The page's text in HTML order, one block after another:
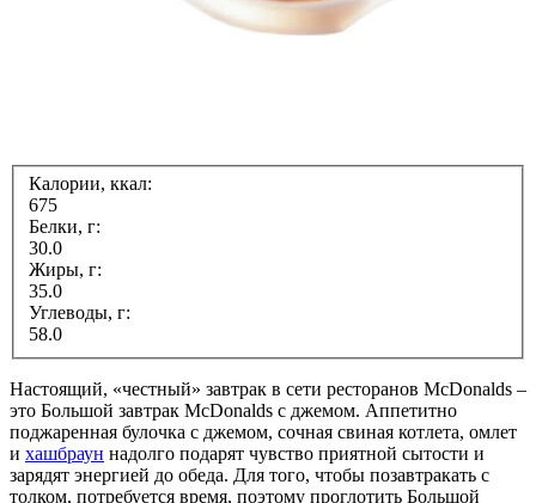
Калории, ккал:
675
Белки, г:
30.0
Жиры, г:
35.0
Углеводы, г:
58.0
Настоящий, «честный» завтрак в сети ресторанов McDonalds –
это Большой завтрак McDonalds с джемом. Аппетитно
поджаренная булочка с джемом, сочная свиная котлета, омлет
и хашбраун надолго подарят чувство приятной сытости и
зарядят энергией до обеда. Для того, чтобы позавтракать с
толком, потребуется время, поэтому проглотить Большой